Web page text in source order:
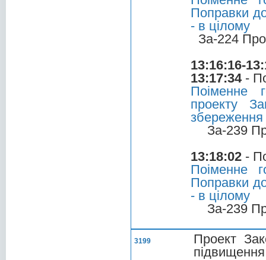
Поправки
- в цілому
За-224
13:16:16-
13:17:34-
Поіменне
проекту
За-239
13:18:02 -
Поіменне
Поправки
- в цілому
За-239
3199
Проект